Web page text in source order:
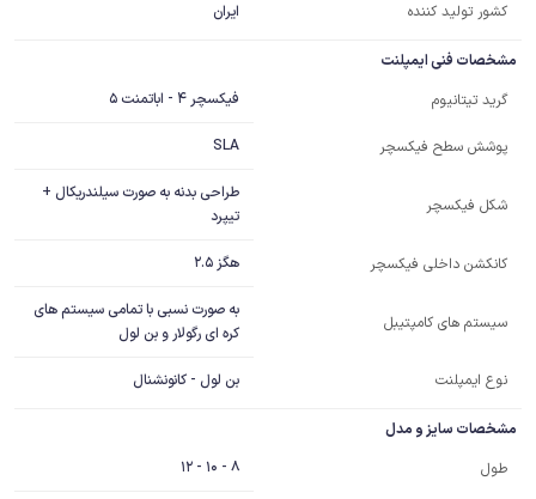
کشور تولید کننده ایران
مشخصات فنی ایمپلنت
گرید تیتانیوم
فیکسچر 4 - اباتمنت 5
پوشش سطح فیکسچر SLA
شکل فیکسچر
طراحی بدنه به صورت سیلندریکال +
تیپرد
کانکشن داخلی فیکسچر هگز 2.5
سیستم های کامپتیبل
کره ای رگولار و بن لول
نوع ایمپلنت بن لول - کانونشنال
مشخصات سایز و مدل
طول
8 - 10 - 12